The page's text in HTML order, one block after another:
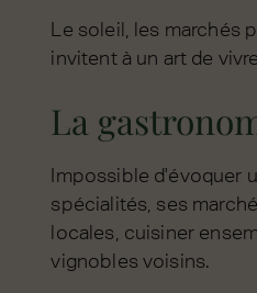
Le soleil, les marchés
invitent à un art de
La
Impossible d'évoquer
spécialités, ses
locales, cuisiner
vignobles voisins.